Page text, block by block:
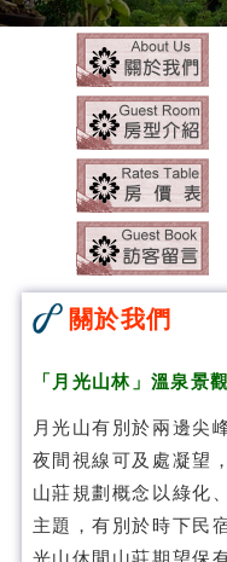
關於我們
「 月光山林 」溫泉景
月光山有別於兩邊尖
夜間視線可及處凝望
山莊規劃概念以綠化
主題，有別於時下民
光山休閒山莊期望保